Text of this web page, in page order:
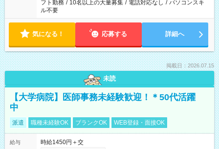
フト勤務 / 10名以上の大量募集 / 電話対応なし / パソコンスキ
ル不要
気になる！ 応募する 詳細へ
掲載日：2026.07.15
未読
【大学病院】医師事務未経験歓迎！＊50代活躍
中
派遣 職種未経験OK ブランクOK WEB登録・面接OK
給与
時給1450円＋交